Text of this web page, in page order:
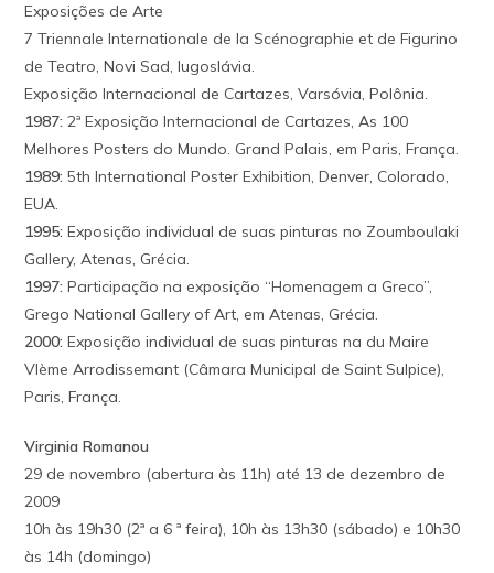
Exposições de Arte
7 Triennale Internationale de la Scénographie et de Figurino
de Teatro, Novi Sad, Iugoslávia.
Exposição Internacional de Cartazes, Varsóvia, Polônia.
1987:2ª Exposição Internacional de Cartazes, As 100
Melhores Posters do Mundo. Grand Palais, em Paris, França.
1989:5th International Poster Exhibition, Denver, Colorado,
EUA.
1995:Exposição individual de suas pinturas no Zoumboulaki
Gallery, Atenas, Grécia.
1997: Participação na exposição “Homenagem a Greco”,
Grego National Gallery of Art, em Atenas, Grécia.
2000: Exposição individual de suas pinturas na du Maire
VIème Arrodissemant (Câmara Municipal de Saint Sulpice),
Paris, França.
Virginia Romanou
29 de novembro (abertura às 11h) até 13 de dezembro de
2009
10h às 19h30 (2ª a 6 ª feira), 10h às 13h30 (sábado) e 10h30
às 14h (domingo)